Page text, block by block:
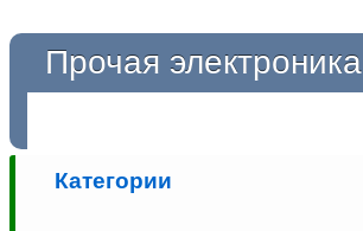
Прочая электроника
Категории